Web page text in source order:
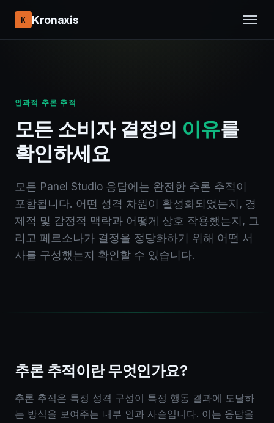
K Kronaxis
인과적 추론 추적
모든 소비자 결정의 이유를
확인하세요
모든 Panel Studio 응답에는 완전한 추론 추적이
포함됩니다. 어떤 성격 차원이 활성화되었는지, 경
제적 및 감정적 맥락과 어떻게 상호 작용했는지, 그
리고 페르소나가 결정을 정당화하기 위해 어떤 서
사를 구성했는지 확인할 수 있습니다.
추론 추적이란 무엇인가요?
추론 추적은 특정 성격 구성이 특정 행동 결과에 도달하
는 방식을 보여주는 내부 인과 사슬입니다. 이는 응답을